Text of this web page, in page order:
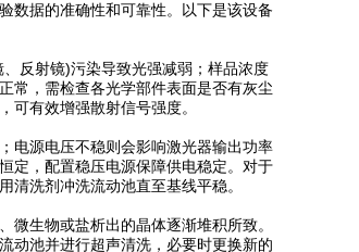
据的准确性和可靠性。以下是该设备
反射镜)污染导致光强减弱；样品浓度
常，需检查各光学部件表面是否有灰尘
可有效增强散射信号强度。​
源电压不稳则会影响激光器输出功率
定，配置稳压电源保障供电稳定。对于
洗剂冲洗流动池直至基线平稳。​
生物或盐析出的晶体逐渐堆积所致。
动池并进行超声清洗，必要时更换新的